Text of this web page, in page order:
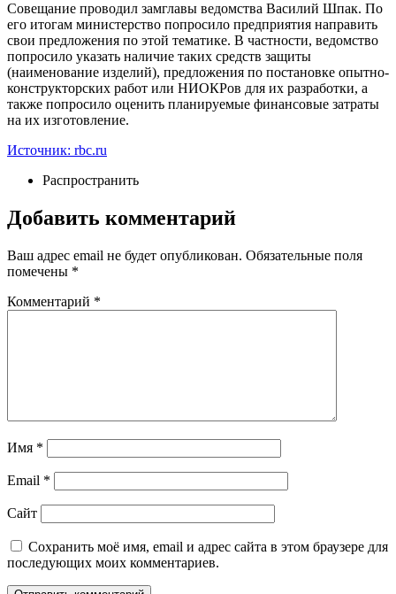
Совещание проводил замглавы ведомства Василий Шпак. По
его итогам министерство попросило предприятия направить
свои предложения по этой тематике. В частности, ведомство
попросило указать наличие таких средств защиты
(наименование изделий), предложения по постановке опытно-
конструкторских работ или НИОКРов для их разработки, а
также попросило оценить планируемые финансовые затраты
на их изготовление.
Источник: rbc.ru
Распространить
Добавить комментарий
Ваш адрес email не будет опубликован. Обязательные поля
помечены *
Комментарий *
Имя *
Email *
Сайт
Сохранить моё имя, email и адрес сайта в этом браузере для
последующих моих комментариев.